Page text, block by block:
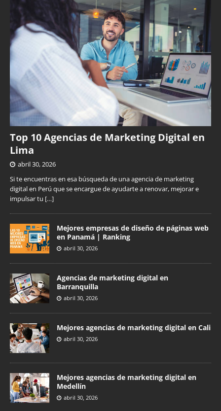
Top 10 Agencias de Marketing Digital en
Lima
abril 30, 2026
Si te encuentras en esa búsqueda de una agencia de marketing
digital en Perú que se encargue de ayudarte a renovar, mejorar e
impulsar tu […]
Mejores empresas de diseño de páginas web
en Panamá | Ranking
abril 30, 2026
Agencias de marketing digital en
Barranquilla
abril 30, 2026
Mejores agencias de marketing digital en Cali
abril 30, 2026
Mejores agencias de marketing digital en
Medellín
abril 30, 2026